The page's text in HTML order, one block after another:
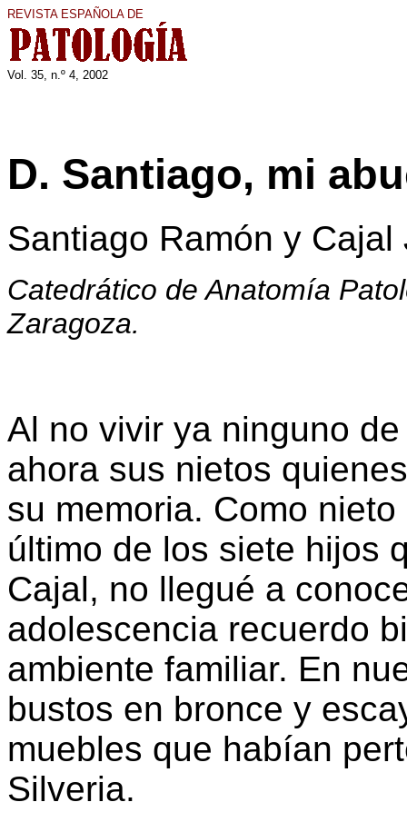
REVISTA ESPAÑOLA DE
Vol. 35, n.º 4, 2002
D. Santiago, mi
Santiago Ramón y Cajal
Catedrático de Anatomía
Zaragoza.
Al no vivir ya ninguno
ahora sus nietos
su memoria. Como
último de los siete hijos
Cajal, no llegué a
adolescencia recuerdo
ambiente familiar. En
bustos en bronce y
muebles que habían
Silveria.